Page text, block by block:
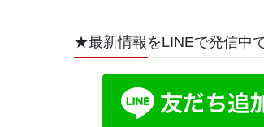
★最新情報をLINEで発信中